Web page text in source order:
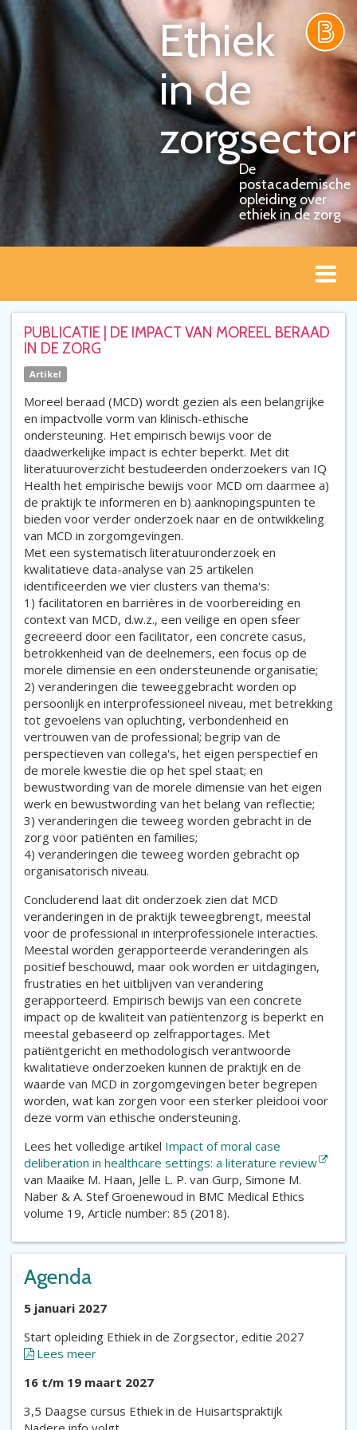
Ethiek
in de
zorgsector
De
postacademische
opleiding over
ethiek in de zorg
PUBLICATIE | DE IMPACT VAN MOREEL BERAAD
IN DE ZORG
Artikel
Moreel beraad (MCD) wordt gezien als een belangrijke
en impactvolle vorm van klinisch-ethische
ondersteuning. Het empirisch bewijs voor de
daadwerkelijke impact is echter beperkt. Met dit
literatuuroverzicht bestudeerden onderzoekers van IQ
Health het empirische bewijs voor MCD om daarmee a)
de praktijk te informeren en b) aanknopingspunten te
bieden voor verder onderzoek naar en de ontwikkeling
van MCD in zorgomgevingen.
Met een systematisch literatuuronderzoek en
kwalitatieve data-analyse van 25 artikelen
identificeerden we vier clusters van thema's:
1) facilitatoren en barrières in de voorbereiding en
context van MCD, d.w.z., een veilige en open sfeer
gecreëerd door een facilitator, een concrete casus,
betrokkenheid van de deelnemers, een focus op de
morele dimensie en een ondersteunende organisatie;
2) veranderingen die teweeggebracht worden op
persoonlijk en interprofessioneel niveau, met betrekking
tot gevoelens van opluchting, verbondenheid en
vertrouwen van de professional; begrip van de
perspectieven van collega's, het eigen perspectief en
de morele kwestie die op het spel staat; en
bewustwording van de morele dimensie van het eigen
werk en bewustwording van het belang van reflectie;
3) veranderingen die teweeg worden gebracht in de
zorg voor patiënten en families;
4) veranderingen die teweeg worden gebracht op
organisatorisch niveau.
Concluderend laat dit onderzoek zien dat MCD
veranderingen in de praktijk teweegbrengt, meestal
voor de professional in interprofessionele interacties.
Meestal worden gerapporteerde veranderingen als
positief beschouwd, maar ook worden er uitdagingen,
frustraties en het uitblijven van verandering
gerapporteerd. Empirisch bewijs van een concrete
impact op de kwaliteit van patiëntenzorg is beperkt en
meestal gebaseerd op zelfrapportages. Met
patiëntgericht en methodologisch verantwoorde
kwalitatieve onderzoeken kunnen de praktijk en de
waarde van MCD in zorgomgevingen beter begrepen
worden, wat kan zorgen voor een sterker pleidooi voor
deze vorm van ethische ondersteuning.
Lees het volledige artikel Impact of moral case
deliberation in healthcare settings: a literature review
van Maaike M. Haan, Jelle L. P. van Gurp, Simone M.
Naber & A. Stef Groenewoud in BMC Medical Ethics
volume 19, Article number: 85 (2018).
Agenda
5 januari 2027
Start opleiding Ethiek in de Zorgsector, editie 2027
Lees meer
16 t/m 19 maart 2027
3,5 Daagse cursus Ethiek in de Huisartspraktijk